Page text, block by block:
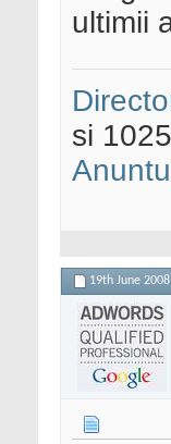
ultimii
si
19th June 2008,